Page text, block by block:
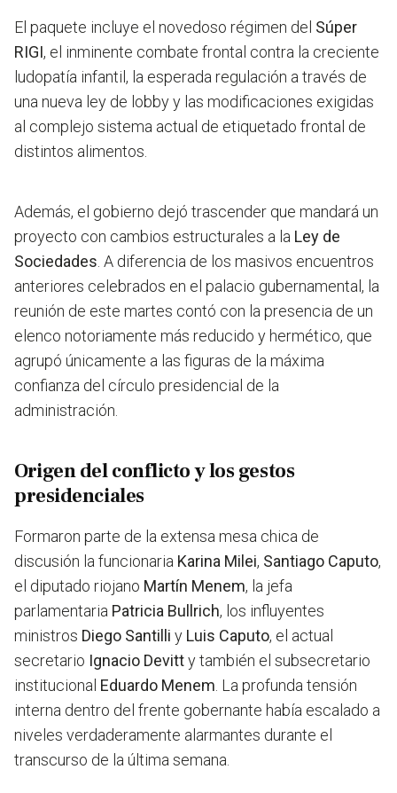
El paquete incluye el novedoso régimen del Súper
RIGI, el inminente combate frontal contra la creciente
ludopatía infantil, la esperada regulación a través de
una nueva ley de lobby y las modificaciones exigidas
al complejo sistema actual de etiquetado frontal de
distintos alimentos.
Además, el gobierno dejó trascender que mandará un
proyecto con cambios estructurales a la Ley de
Sociedades. A diferencia de los masivos encuentros
anteriores celebrados en el palacio gubernamental, la
reunión de este martes contó con la presencia de un
elenco notoriamente más reducido y hermético, que
agrupó únicamente a las figuras de la máxima
confianza del círculo presidencial de la
administración.
Origen del conflicto y los gestos
presidenciales
Formaron parte de la extensa mesa chica de
discusión la funcionaria Karina Milei, Santiago Caputo,
el diputado riojano Martín Menem, la jefa
parlamentaria Patricia Bullrich, los influyentes
ministros Diego Santilli y Luis Caputo, el actual
secretario Ignacio Devitty también el subsecretario
institucional Eduardo Menem. La profunda tensión
interna dentro del frente gobernante había escalado a
niveles verdaderamente alarmantes durante el
transcurso de la última semana.